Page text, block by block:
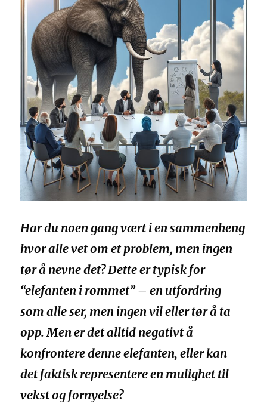
Har du noen gang vært i en sammenheng
hvor alle vet om et problem, men ingen
tør å nevne det? Dette er typisk for
“elefanten i rommet” – en utfordring
som alle ser, men ingen vil eller tør å ta
opp. Men er det alltid negativt å
konfrontere denne elefanten, eller kan
det faktisk representere en mulighet til
vekst og fornyelse?